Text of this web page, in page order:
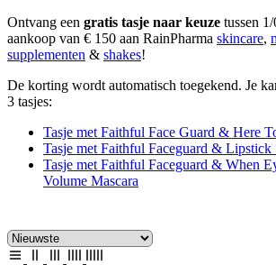
Ontvang een gratis tasje naar keuze tussen
aankoop van € 150 aan RainPharma skincare,
supplementen & shakes!
De korting wordt automatisch toegekend. Je
3 tasjes:
Tasje met Faithful Face Guard & Here
Tasje met Faithful Faceguard &
Tasje met Faithful Faceguard & When
Volume Mascara